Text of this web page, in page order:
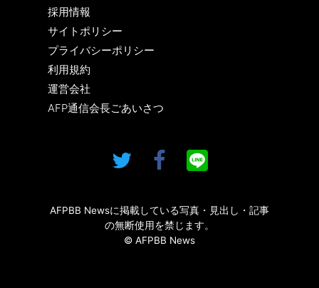
採用情報
サイトポリシー
プライバシーポリシー
利用規約
運営会社
AFP通信会長ごあいさつ
AFPBB Newsに掲載している写真・見出し・記事
の無断使用を禁じます。
© AFPBB News